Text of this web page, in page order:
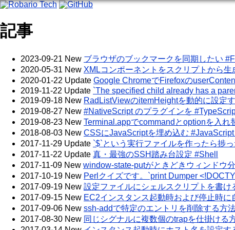
Robario Tech GitHub
記事
2023-09-21 New ブラウザのブックマークを同期したい
2020-05-31 New XMLコンポーネントをスクリプトから
2020-01-22 Update Google ChromeでFirefoxの
2019-11-22 Update `The specified child already has a
2019-09-18 New RadListViewのitemHeightを動的に設定
2019-08-27 New #NativeScript のプラグインを
2019-08-23 New Terminal.appでcommandとoptionを入れ
2018-08-03 New CSSにJavaScriptを埋め込む
2017-11-29 Update `$`という実行ファイルを作ったら捗っ
2017-11-22 Update 真・最強のSSH踏み台設定 #Shell
2017-11-09 New window-state-putがときどきウィンドウ
2017-10-19 New Perlクイズです。`print Dumper
2017-09-19 New 設定ファイルにシェルスクリプトを書け
2017-09-15 New EC2インスタンス起動時および停止時
2017-09-06 New ssh-addで特定のエントリを削除する方法
2017-08-30 New 同じシグナルに複数個のtrapを仕掛ける